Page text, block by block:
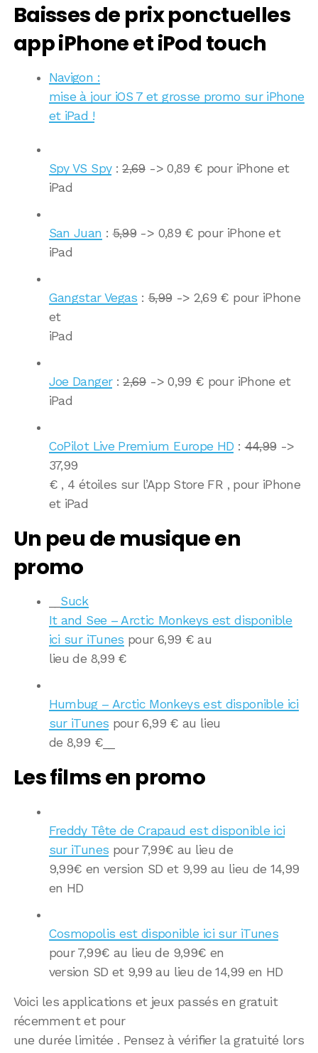
Baisses de prix ponctuelles
app iPhone et iPod touch
Navigon :
mise à jour iOS 7 et grosse promo sur iPhone
et iPad !
Spy VS Spy:2,69-> 0,89 € pour iPhone et
iPad
San Juan :5,99 -> 0,89 € pour iPhone et
iPad
Gangstar Vegas :5,99-> 2,69 € pour iPhone
et
iPad
Joe Danger:2,69-> 0,99 € pour iPhone et
iPad
CoPilot Live Premium Europe HD :44,99->
37,99
€ , 4 étoiles sur l’App Store FR , pour iPhone
et iPad
Un peu de musique en
promo
Suck
It and See – Arctic Monkeys est disponible
ici sur iTunes pour 6,99 € au
lieu de 8,99 €
Humbug – Arctic Monkeys est disponible ici
sur iTunes pour 6,99 € au lieu
de 8,99 €__
Les films en promo
Freddy Tête de Crapaud est disponible ici
sur iTunes pour 7,99€ au lieu de
9,99€ en version SD et 9,99 au lieu de 14,99
en HD
Cosmopolis est disponible ici sur iTunes
pour 7,99€ au lieu de 9,99€ en
version SD et 9,99 au lieu de 14,99 en HD
Voici les applications et jeux passés en gratuit
récemment et pour
une durée limitée . Pensez à vérifier la gratuité lors